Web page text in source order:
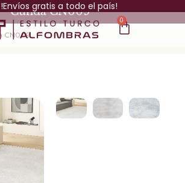
!Envíos gratis a todo el país!
0
Cunda CN009
CN009